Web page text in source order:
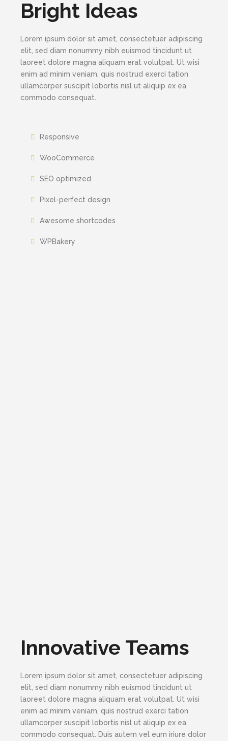
Bright Ideas
Lorem ipsum dolor sit amet, consectetuer adipiscing
elit, sed diam nonummy nibh euismod tincidunt ut
laoreet dolore magna aliquam erat volutpat. Ut wisi
enim ad minim veniam, quis nostrud exerci tation
ullamcorper suscipit lobortis nisl ut aliquip ex ea
commodo consequat.
Responsive
WooCommerce
SEO optimized
Pixel-perfect design
Awesome shortcodes
WPBakery
Innovative Teams
Lorem ipsum dolor sit amet, consectetuer adipiscing
elit, sed diam nonummy nibh euismod tincidunt ut
laoreet dolore magna aliquam erat volutpat. Ut wisi
enim ad minim veniam, quis nostrud exerci tation
ullamcorper suscipit lobortis nisl ut aliquip ex ea
commodo consequat. Duis autem vel eum iriure dolor